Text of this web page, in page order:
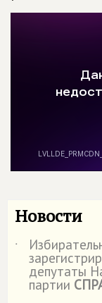
Новости
˙
депутаты
партии